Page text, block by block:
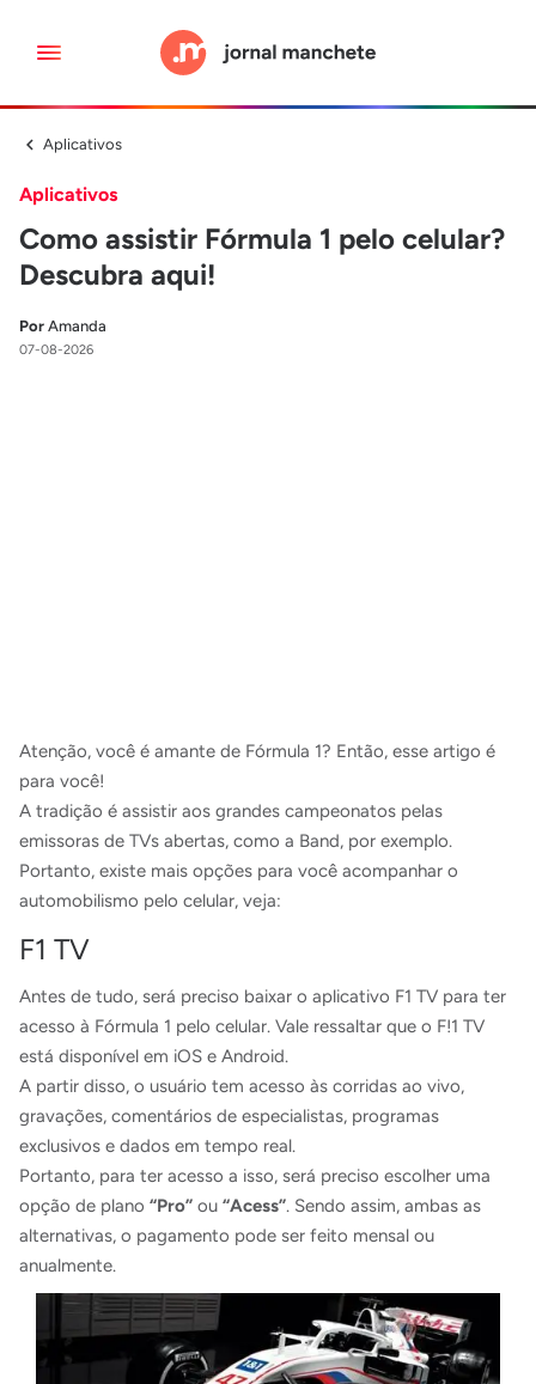
Aplicativos
Aplicativos
Como assistir Fórmula 1 pelo celular?
Descubra aqui!
Por Amanda
07-08-2026
Atenção, você é amante de Fórmula 1? Então, esse artigo é
para você!
A tradição é assistir aos grandes campeonatos pelas
emissoras de TVs abertas, como a Band, por exemplo.
Portanto, existe mais opções para você acompanhar o
automobilismo pelo celular, veja:
F1 TV
Antes de tudo, será preciso baixar o aplicativo F1 TV para ter
acesso à Fórmula 1 pelo celular. Vale ressaltar que o F!1 TV
está disponível em iOS e Android.
A partir disso, o usuário tem acesso às corridas ao vivo,
gravações, comentários de especialistas, programas
exclusivos e dados em tempo real.
Portanto, para ter acesso a isso, será preciso escolher uma
opção de plano “Pro” ou “Acess”. Sendo assim, ambas as
alternativas, o pagamento pode ser feito mensal ou
anualmente.